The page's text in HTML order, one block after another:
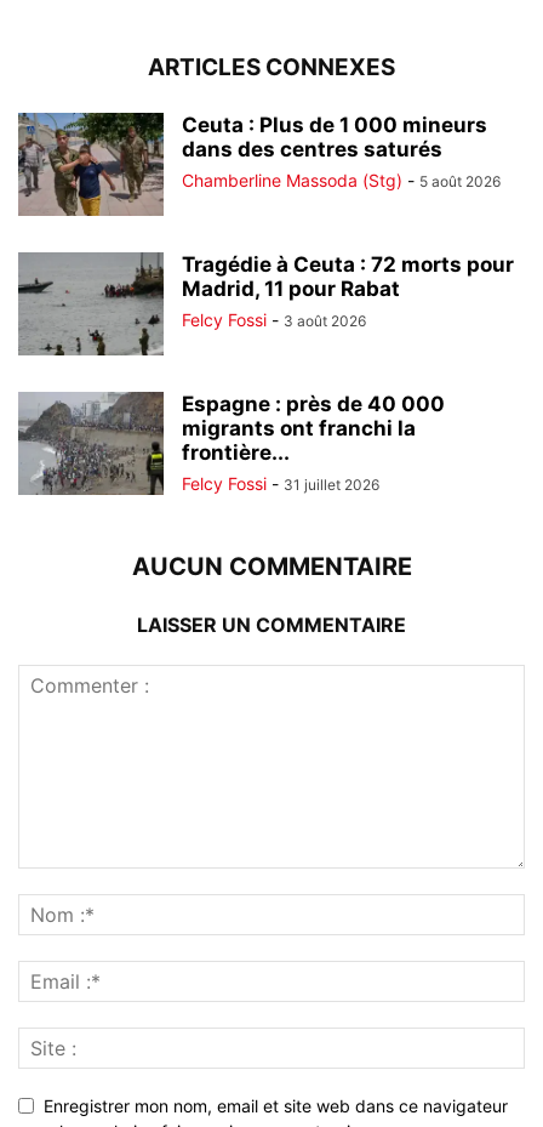
ARTICLES CONNEXES
Ceuta : Plus de 1 000 mineurs
dans des centres saturés
Chamberline Massoda (Stg) - 5 août 2026
Tragédie à Ceuta : 72 morts pour
Madrid, 11 pour Rabat
Felcy Fossi - 3 août 2026
Espagne : près de 40 000
migrants ont franchi la
frontière...
Felcy Fossi - 31 juillet 2026
AUCUN COMMENTAIRE
LAISSER UN COMMENTAIRE
Enregistrer mon nom, email et site web dans ce navigateur